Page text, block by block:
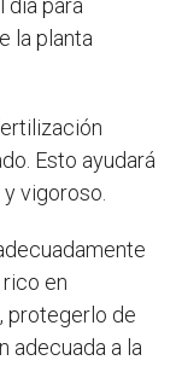
día para
la planta
Esto ayudará
vigoroso.
en
protegerlo de
adecuada a la